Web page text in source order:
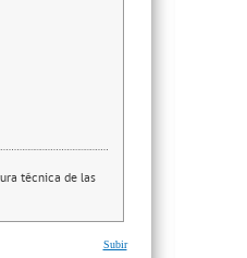
técnica de las
Subir